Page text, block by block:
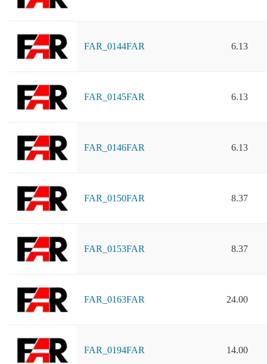
FAR_0144FAR 6.13
FAR_0145FAR 6.13
FAR_0146FAR 6.13
FAR_0150FAR 8.37
FAR_0153FAR 8.37
FAR_0163FAR 24.00
FAR_0194FAR 14.00